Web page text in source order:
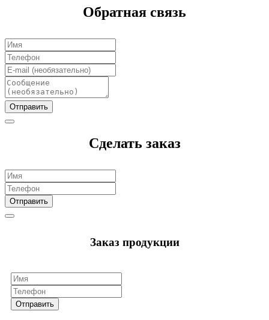
Обратная связь
Отправить
Сделать заказ
Отправить
Заказ продукции
Отправить